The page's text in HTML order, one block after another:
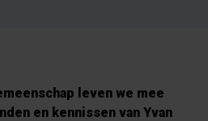
leven we mee
en kennissen van Yvan